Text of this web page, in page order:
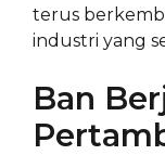
terus
industri yang
Ban